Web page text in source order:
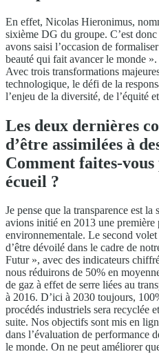
En effet, Nicolas Hieronimus,
sixième DG du groupe. C’est
avons saisi l’occasion de
beauté qui fait avancer le monde ».
Avec trois transformations
technologique, le défi de la
l’enjeu de la diversité, de l’équité
Les deux dernières
d’être assimilées à
Comment faites-
écueil ?
Je pense que la transparence est la
avions initié en 2013 une première
environnementale. Le second
d’être dévoilé dans le cadre de
Futur », avec des indicateurs
nous réduirons de 50% en
de gaz à effet de serre liées au
à 2016. D’ici à 2030 toujours,
procédés industriels sera recyclée
suite. Nos objectifs sont mis en
dans l’évaluation de performance
le monde. On ne peut améliorer